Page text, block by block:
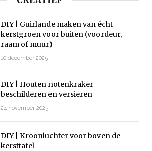
DIY | Guirlande maken van écht
kerstgroen voor buiten (voordeur,
raam of muur)
10 december 2025
DIY | Houten notenkraker
beschilderen en versieren
24 november 2025
DIY | Kroonluchter voor boven de
kersttafel